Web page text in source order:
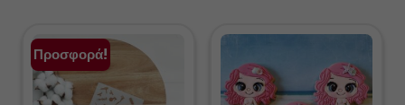
Προσφορά!